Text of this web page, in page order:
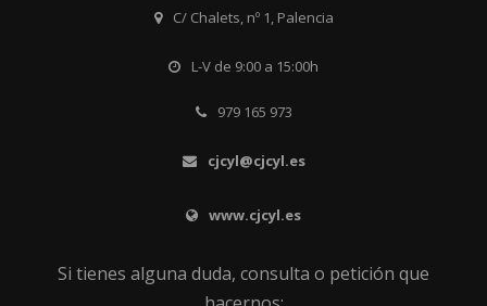
C/ Chalets, nº 1, Palencia
L-V de 9:00 a 15:00h
979 165 973
cjcyl@cjcyl.es
www.cjcyl.es
Si tienes alguna duda, consulta o petición que